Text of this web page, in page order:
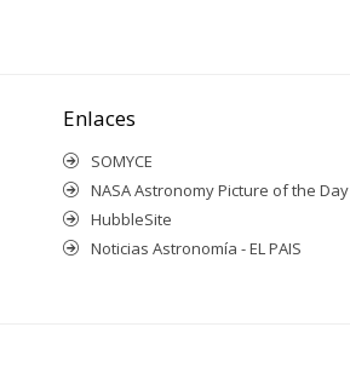
Enlaces
SOMYCE
NASA Astronomy Picture of the Day
HubbleSite
Noticias Astronomía - EL PAIS